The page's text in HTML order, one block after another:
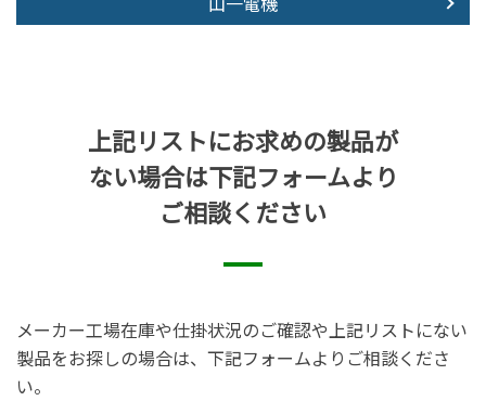
上記リストにお求めの製品が
ない場合は下記フォームより
ご相談ください
メーカー工場在庫や仕掛状況のご確認や上記リストにない
製品をお探しの場合は、下記フォームよりご相談くださ
い。